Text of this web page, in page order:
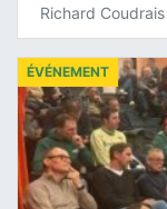
Richard Coudrais
ÉVÉNEMENT